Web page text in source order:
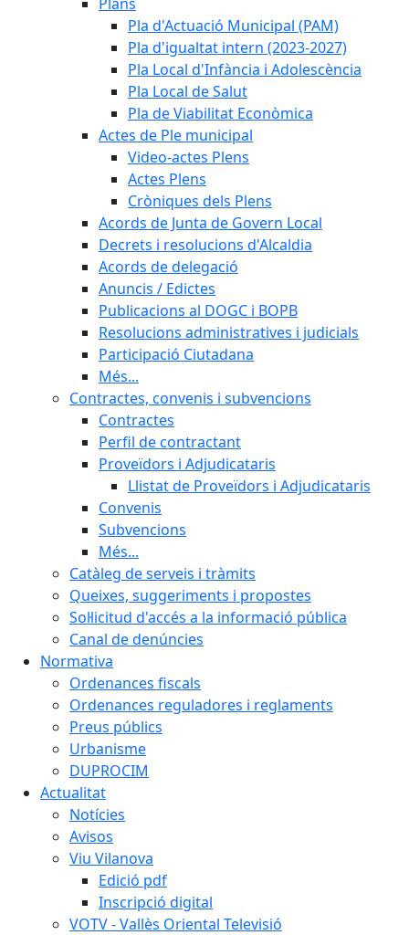
Pla d'Actuació Municipal (PAM)
Pla d'igualtat intern (2023-2027)
Pla Local d'Infància i Adolescència
Pla Local de Salut
Pla de Viabilitat Econòmica
Actes de Ple municipal
Video-actes Plens
Actes Plens
Cròniques dels Plens
Acords de Junta de Govern Local
Decrets i resolucions d'Alcaldia
Acords de delegació
Anuncis / Edictes
Publicacions al DOGC i BOPB
Resolucions administratives i judicials
Participació Ciutadana
Més...
Contractes, convenis i subvencions
Contractes
Perfil de contractant
Proveïdors i Adjudicataris
Llistat de Proveïdors i Adjudicataris
Convenis
Subvencions
Més...
Catàleg de serveis i tràmits
Queixes, suggeriments i propostes
Sol·licitud d'accés a la informació pública
Canal de denúncies
Normativa
Ordenances fiscals
Ordenances reguladores i reglaments
Preus públics
Urbanisme
DUPROCIM
Actualitat
Notícies
Avisos
Viu Vilanova
Edició pdf
Inscripció digital
VOTV - Vallès Oriental Televisió